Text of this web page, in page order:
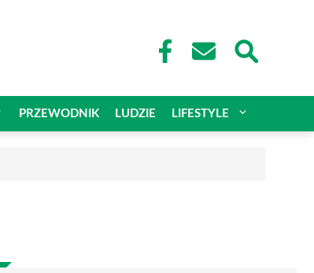
PRZEWODNIK LUDZIE LIFESTYLE